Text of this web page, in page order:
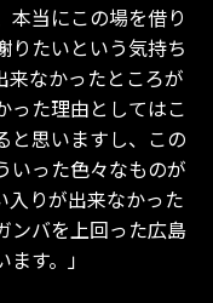
本当にこの場を借り
りたいという気持ち
来なかったところが
った理由としてはこ
と思いますし、この
いった色々なものが
入りが出来なかった
ンバを上回った広島
す。」